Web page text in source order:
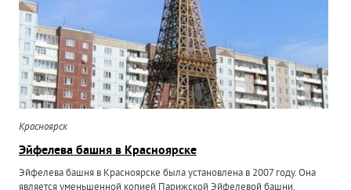
Красноярск
Эйфелева башня в Красноярске
Эйфелева башня в Красноярске была установлена в 2007 году. Она